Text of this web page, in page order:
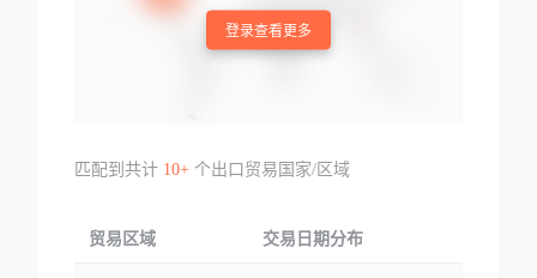
登录查看更多
匹配到共计 10+个出口贸易国家/区域
贸易区域 交易日期分布